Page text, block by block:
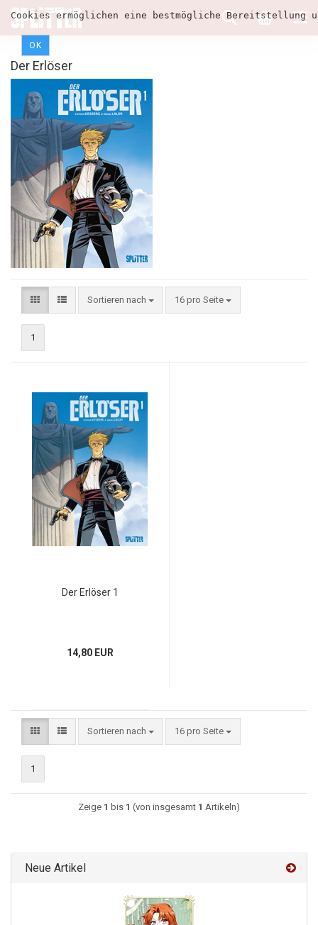
Cookies ermöglichen eine bestmögliche
OK
Der Erlöser
Sortieren nach 16 pro Seite
1
Der Erlöser 1
14,80 EUR
Sortieren nach 16 pro Seite
1
Zeige 1 bis 1 (von insgesamt 1 Artikeln)
Neue Artikel